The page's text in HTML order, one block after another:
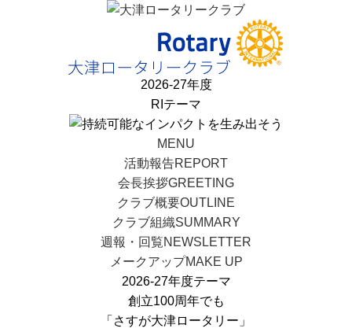
2026-27年度
RIテーマ
MENU
活動報告REPORT
会長挨拶GREETING
クラブ概要OUTLINE
クラブ組織SUMMARY
週報・回覧NEWSLETTER
メークアップMAKE UP
2026-27年度テーマ
創立100周年でも
「さすが大津ロータリー」